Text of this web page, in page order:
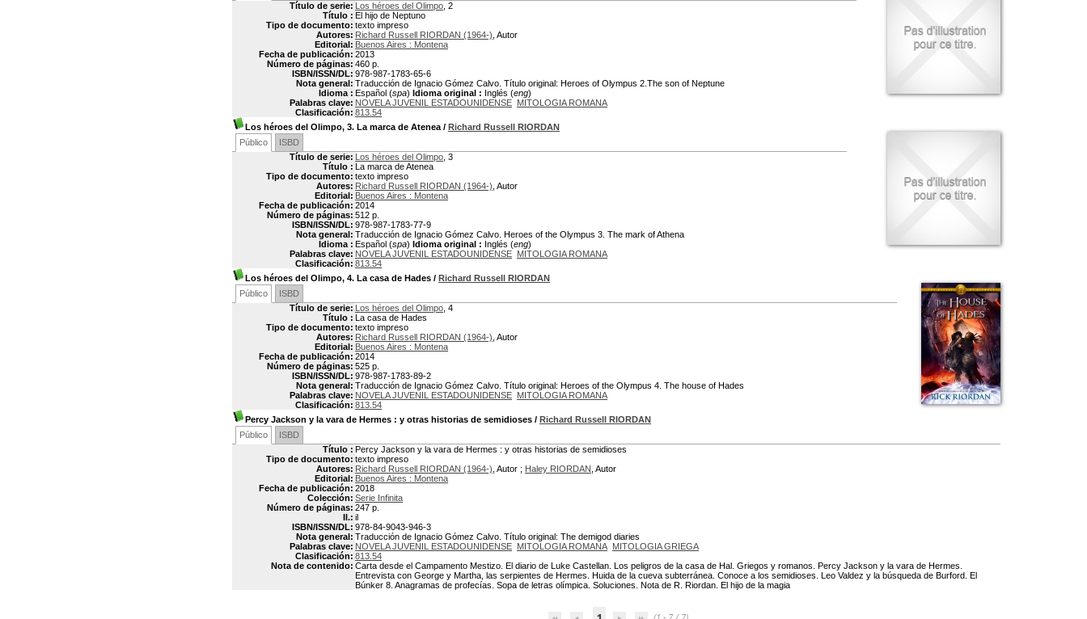
Título de serie: Los héroes del Olimpo , 2
Título : El hijo de Neptuno
Tipo de documento: texto impreso
Autores: Richard Russell RIORDAN (1964-) , Autor
Editorial: Buenos Aires : Montena
Fecha de publicación: 2013
Número de páginas: 460 p.
ISBN/ISSN/DL: 978-987-1783-65-6
Nota general: Traducción de Ignacio Gómez Calvo. Título original: Heroes of Olympus 2.The son of Neptune
Idioma : Español (spa) Idioma original : Inglés (eng)
Palabras clave: NOVELA JUVENIL ESTADOUNIDENSE MITOLOGIA ROMANA
Clasificación: 813.54
Los héroes del Olimpo, 3. La marca de Atenea / Richard Russell RIORDAN
Público
ISBD
Título de serie: Los héroes del Olimpo , 3
Título : La marca de Atenea
Tipo de documento: texto impreso
Autores: Richard Russell RIORDAN (1964-) , Autor
Editorial: Buenos Aires : Montena
Fecha de publicación: 2014
Número de páginas: 512 p.
ISBN/ISSN/DL: 978-987-1783-77-9
Nota general: Traducción de Ignacio Gómez Calvo. Heroes of the Olympus 3. The mark of Athena
Idioma : Español (spa) Idioma original : Inglés (eng)
Palabras clave: NOVELA JUVENIL ESTADOUNIDENSE MITOLOGIA ROMANA
Clasificación: 813.54
Los héroes del Olimpo, 4. La casa de Hades / Richard Russell RIORDAN
Público
ISBD
Título de serie: Los héroes del Olimpo , 4
Título : La casa de Hades
Tipo de documento: texto impreso
Autores: Richard Russell RIORDAN (1964-) , Autor
Editorial: Buenos Aires : Montena
Fecha de publicación: 2014
Número de páginas: 525 p.
ISBN/ISSN/DL: 978-987-1783-89-2
Nota general: Traducción de Ignacio Gómez Calvo. Título original: Heroes of the Olympus 4. The house of Hades
Palabras clave: NOVELA JUVENIL ESTADOUNIDENSE MITOLOGIA ROMANA
Clasificación: 813.54
Percy Jackson y la vara de Hermes : y otras historias de semidioses / Richard Russell RIORDAN
Público
ISBD
Título : Percy Jackson y la vara de Hermes : y otras historias de semidioses
Tipo de documento: texto impreso
Autores: Richard Russell RIORDAN (1964-) , Autor ; Haley RIORDAN , Autor
Editorial: Buenos Aires : Montena
Fecha de publicación: 2018
Colección: Serie Infinita
Número de páginas: 247 p.
Il.: il
ISBN/ISSN/DL: 978-84-9043-946-3
Nota general: Traducción de Ignacio Gómez Calvo. Título original: The demigod diaries
Palabras clave: NOVELA JUVENIL ESTADOUNIDENSE MITOLOGIA ROMANA MITOLOGIA GRIEGA
Clasificación: 813.54
Nota de contenido: Carta desde el Campamento Mestizo. El diario de Luke Castellan. Los peligros de la casa de Hal. Griegos y romanos. Percy Jackson y la vara de Hermes.
Entrevista con George y Martha, las serpientes de Hermes. Huida de la cueva subterránea. Conoce a los semidioses. Leo Valdez y la búsqueda de Burford. El
Búnker 8. Anagramas de profecías. Sopa de letras olímpica. Soluciones. Nota de R. Riordan. El hijo de la magia